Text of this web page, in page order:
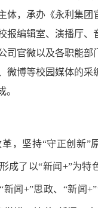
体，承办《永利集团
报编辑室、演播厅、
司官微以及各职能部
微博等校园媒体的采
。
，坚持“守正创新”
成了以“新闻 +”为特
新闻 +”思政、“新闻+